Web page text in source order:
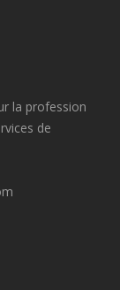
la profession
de